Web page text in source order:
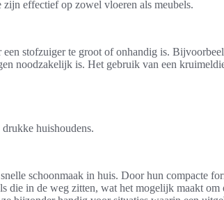
zijn effectief op zowel vloeren als meubels.
stofzuiger te groot of onhandig is.
noodzakelijk is. Het gebruik van een
huishoudens.
schoonmaak in huis. Door hun compacte
die in de weg zitten, wat het mogelijk maakt